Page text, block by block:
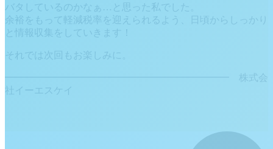
バタしているのかなぁ…と思った私でした。
余裕をもって軽減税率を迎えられるよう、日頃からしっかり
と情報収集をしていきます！
それでは次回もお楽しみに。
━━━━━━━━━━━━━━━━━━━━━━━ 株式会
社イーエスケイ